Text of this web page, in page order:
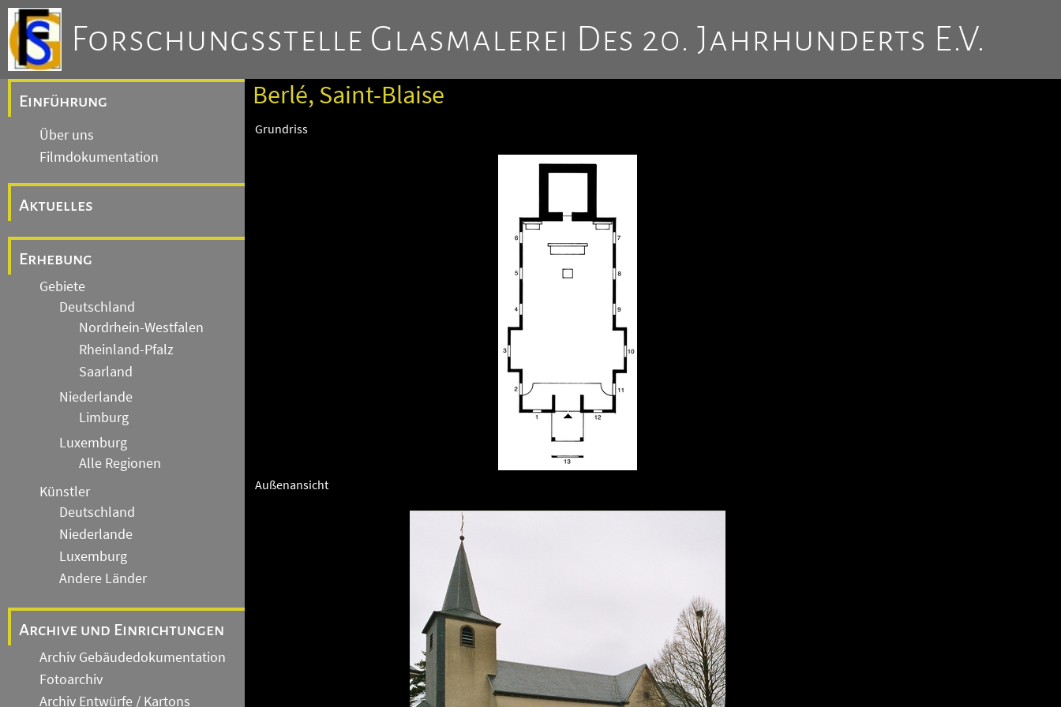
Forschungsstelle Glasmalerei Des 20. Jahrhunderts E.V.
Einführung
Über uns
Filmdokumentation
Aktuelles
Erhebung
Gebiete
Deutschland
Nordrhein-Westfalen
Rheinland-Pfalz
Saarland
Niederlande
Limburg
Luxemburg
Alle Regionen
Künstler
Deutschland
Niederlande
Luxemburg
Andere Länder
Archive und Einrichtungen
Archiv Gebäudedokumentation
Fotoarchiv
Archiv Entwürfe / Kartons
Berlé, Saint-Blaise
Grundriss
Außenansicht